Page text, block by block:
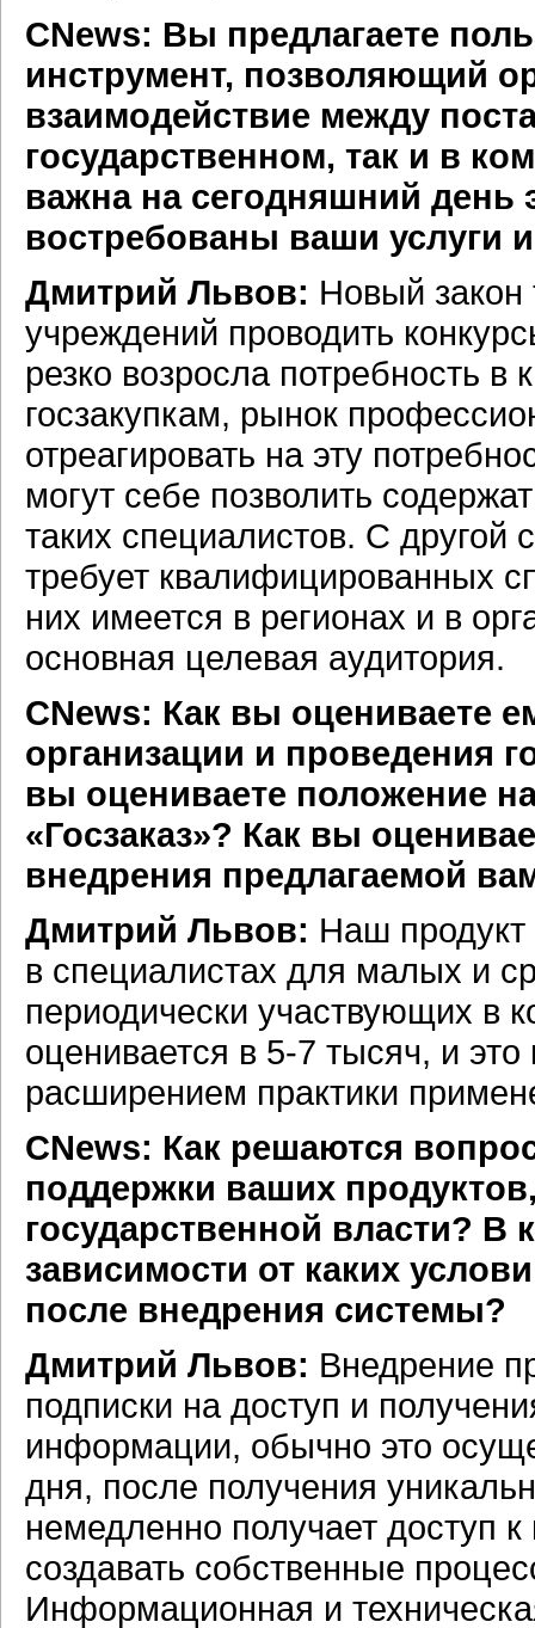
CNews: Вы предлагаете
инструмент, позволяющий
взаимодействие между
государственном, так и в
важна на сегодняшний день
востребованы ваши услуги
Дмитрий Львов: Новый закон
учреждений проводить
резко возросла потребность
госзакупкам, рынок
отреагировать на эту
могут себе позволить
таких специалистов. С другой
требует квалифицированных
них имеется в регионах и в
основная целевая аудитория.
CNews: Как вы оцениваете
организации и проведения
вы оцениваете положение
«Госзаказ»? Как вы
внедрения предлагаемой
Дмитрий Львов: Наш продукт
в специалистах для малых и
периодически участвующих в
оценивается в 5-7 тысяч, и это
расширением практики
CNews: Как решаются
поддержки ваших
государственной власти?
зависимости от каких
после внедрения системы?
Дмитрий Львов: Внедрение
подписки на доступ и
информации, обычно это
дня, после получения
немедленно получает доступ
создавать собственные
Информационная и